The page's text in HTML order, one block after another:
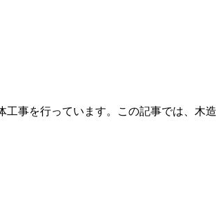
工事を行っています。この記事では、木